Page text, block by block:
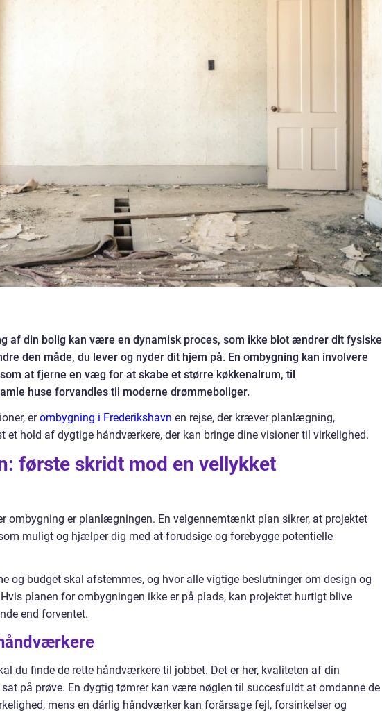
af din bolig kan være en dynamisk proces, som ikke blot ændrer dit fysiske
den måde, du lever og nyder dit hjem på. En ombygning kan involvere
at fjerne en væg for at skabe et større køkkenalrum, til
huse forvandles til moderne drømmeboliger.
erombygning i Frederikshavn en rejse, der kræver planlægning,
et hold af dygtige håndværkere, der kan bringe dine visioner til virkelighed.
første skridt mod en vellykket
ombygning er planlægningen. En velgennemtænkt plan sikrer, at projektet
muligt og hjælper dig med at forudsige og forebygge potentielle
og budget skal afstemmes, og hvor alle vigtige beslutninger om design og
planen for ombygningen ikke er på plads, kan projektet hurtigt blive
end forventet.
du finde de rette håndværkere til jobbet. Det er her, kvaliteten af din
på prøve. En dygtig tømrer kan være nøglen til succesfuldt at omdanne de
mens en dårlig håndværker kan forårsage fejl, forsinkelser og